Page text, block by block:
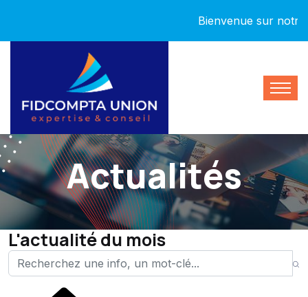
Bienvenue sur notre
Actualités
L'actualité du mois